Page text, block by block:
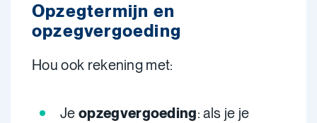
Opzegtermijn en
opzegvergoeding
Hou ook rekening met:
Je opzegvergoeding: als je je